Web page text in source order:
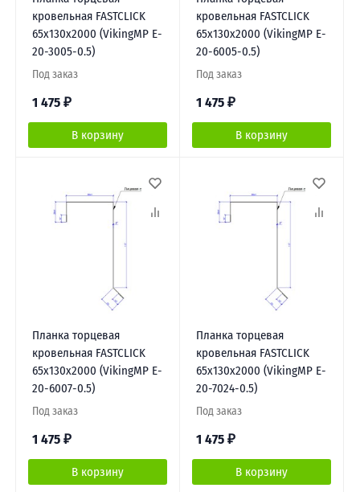
кровельная FASTCLICK
65х130х2000 (VikingMP E-
20-3005-0.5)
Под заказ
1 475 ₽
В корзину
кровельная FASTCLICK
65х130х2000 (VikingMP E-
20-6005-0.5)
Под заказ
1 475 ₽
В корзину
Планка торцевая
кровельная FASTCLICK
65х130х2000 (VikingMP E-
20-6007-0.5)
Под заказ
1 475 ₽
В корзину
Планка торцевая
кровельная FASTCLICK
65х130х2000 (VikingMP E-
20-7024-0.5)
Под заказ
1 475 ₽
В корзину